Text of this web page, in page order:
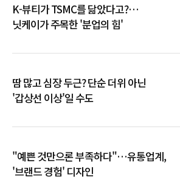
K-뷰티가 TSMC를 닮았다고?…
닛케이가 주목한 '분업의 힘'
땀 많고 심장 두근? 단순 더위 아닌
'갑상선 이상'일 수도
"예쁜 것만으론 부족하다"…유통업계,
'브랜드 경험' 디자인